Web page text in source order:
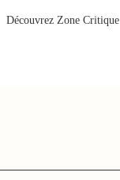
Découvrez Zone Critique